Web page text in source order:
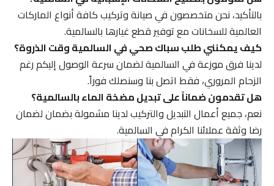
بالتأكيد، نحن متخصصون في صيانة وتركيب كافة أنواع الماركات
العالمية للسخانات مع توفير قطع غيارها بالسالمية.
كيف يمكنني طلب سباك صحي في السالمية وقت الذروة؟
لدينا فرق موزعة في السالمية لضمان سرعة الوصول إليكم رغم
الزحام المروري، فقط اتصل بنا وسنصلك فوراً.
هل تقدمون ضماناً على تبديل مضخة الماء بالسالمية؟
نعم، جميع أعمال التبديل والتركيب لدينا مشمولة بضمان لضمان
رضا وثقة عملائنا الكرام في السالمية.